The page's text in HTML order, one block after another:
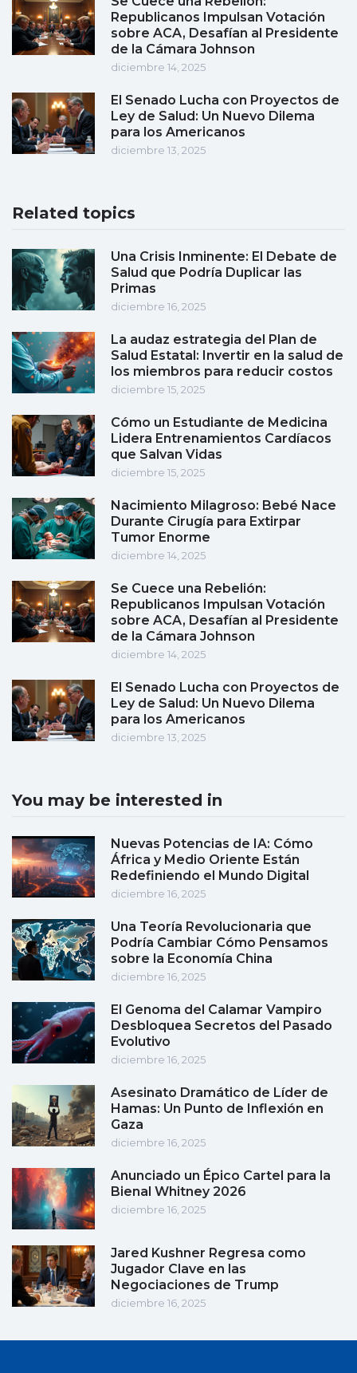
Republicanos Impulsan Votación
sobre ACA, Desafían al Presidente
de la Cámara Johnson
diciembre 14, 2025
El Senado Lucha con Proyectos de
Ley de Salud: Un Nuevo Dilema
para los Americanos
diciembre 13, 2025
Related topics
Una Crisis Inminente: El Debate de
Salud que Podría Duplicar las
Primas
diciembre 16, 2025
La audaz estrategia del Plan de
Salud Estatal: Invertir en la salud de
los miembros para reducir costos
diciembre 15, 2025
Cómo un Estudiante de Medicina
Lidera Entrenamientos Cardíacos
que Salvan Vidas
diciembre 15, 2025
Nacimiento Milagroso: Bebé Nace
Durante Cirugía para Extirpar
Tumor Enorme
diciembre 14, 2025
Se Cuece una Rebelión:
Republicanos Impulsan Votación
sobre ACA, Desafían al Presidente
de la Cámara Johnson
diciembre 14, 2025
El Senado Lucha con Proyectos de
Ley de Salud: Un Nuevo Dilema
para los Americanos
diciembre 13, 2025
You may be interested in
Nuevas Potencias de IA: Cómo
África y Medio Oriente Están
Redefiniendo el Mundo Digital
diciembre 16, 2025
Una Teoría Revolucionaria que
Podría Cambiar Cómo Pensamos
sobre la Economía China
diciembre 16, 2025
El Genoma del Calamar Vampiro
Desbloquea Secretos del Pasado
Evolutivo
diciembre 16, 2025
Asesinato Dramático de Líder de
Hamas: Un Punto de Inflexión en
Gaza
diciembre 16, 2025
Anunciado un Épico Cartel para la
Bienal Whitney 2026
diciembre 16, 2025
Jared Kushner Regresa como
Jugador Clave en las
Negociaciones de Trump
diciembre 16, 2025